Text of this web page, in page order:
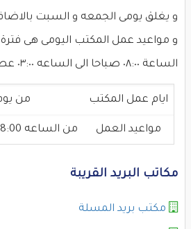
و يغلق يومى الجمعه و السبت
و مواعيد عمل المكتب اليومى هى
الساعة ٠٨:٠٠ صباحا الى الساعه ٠٣:٠٠ عصرا .
ايام عمل المكتب من
مواعيد العمل من الساعه 08:00 مساءا الى الساعه 03:00 عصرا
مكاتب البريد القريبة
مكتب بريد المسلة